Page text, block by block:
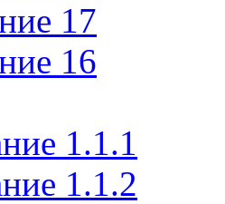
17
16
1.1.1
1.1.2